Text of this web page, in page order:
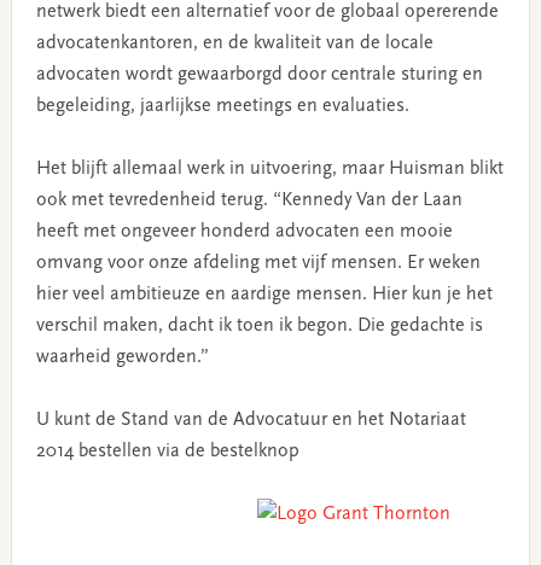
netwerk biedt een alternatief voor de globaal opererende
advocatenkantoren, en de kwaliteit van de locale
advocaten wordt gewaarborgd door centrale sturing en
begeleiding, jaarlijkse meetings en evaluaties.
Het blijft allemaal werk in uitvoering, maar Huisman blikt
ook met tevredenheid terug. “Kennedy Van der Laan
heeft met ongeveer honderd advocaten een mooie
omvang voor onze afdeling met vijf mensen. Er weken
hier veel ambitieuze en aardige mensen. Hier kun je het
verschil maken, dacht ik toen ik begon. Die gedachte is
waarheid geworden.”
U kunt de Stand van de Advocatuur en het Notariaat
2014 bestellen via de bestelknop